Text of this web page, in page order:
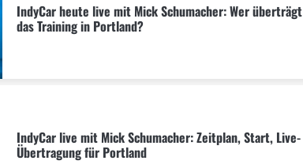
IndyCar heute live mit Mick Schumacher: Wer überträgt
das Training in Portland?
IndyCar live mit Mick Schumacher: Zeitplan, Start, Live-
Übertragung für Portland